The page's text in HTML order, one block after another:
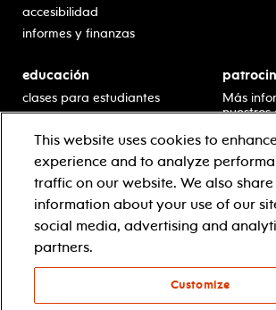
accesibilidad
informes y finanzas
educación
clases para estudiantes
escolar
residencias en escuelas
desarrollo profesional
recursos para docentes
comuníquese con el
equipo educativo
Más
nuestros
This website uses cookies to
experience and to analyze
traffic on our website. We also share
information about your use of our
social media, advertising and
partners.
Customize